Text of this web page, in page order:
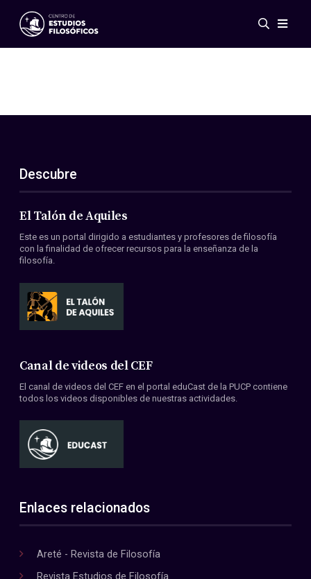
Eventos
ES
EN
Acerca de nosotros
Miembros
Convenios
Descubre
El Talón de Aquiles
Este es un portal dirigido a estudiantes y profesores de filosofía
con la finalidad de ofrecer recursos para la enseñanza de la
filosofía.
Canal de videos del CEF
El canal de videos del CEF en el portal eduCast de la PUCP contiene
todos los videos disponibles de nuestras actividades.
Enlaces relacionados
Areté - Revista de Filosofía
Revista Estudios de Filosofía